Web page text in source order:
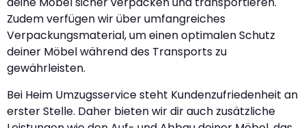
Zudem verfügen wir über umfangreiches
Verpackungsmaterial, um einen optimalen Schutz
deiner Möbel während des Transports zu
gewährleisten.
Bei Heim Umzugsservice steht Kundenzufriedenheit an
erster Stelle. Daher bieten wir dir auch zusätzliche